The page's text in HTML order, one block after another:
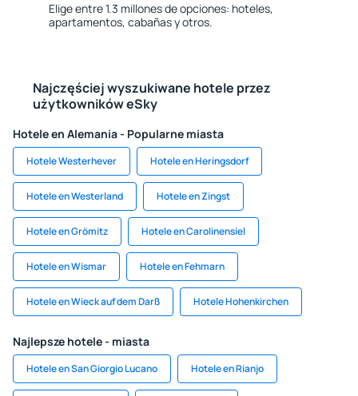
Elige entre 1.3 millones de opciones: hoteles,
apartamentos, cabañas y otros.
Najczęściej wyszukiwane hotele przez
użytkowników eSky
Hotele en Alemania - Popularne miasta
Hotele Westerhever Hotele en Heringsdorf
Hotele en Westerland Hotele en Zingst
Hotele en Grömitz Hotele en Carolinensiel
Hotele en Wismar Hotele en Fehmarn
Hotele en Wieck auf dem Darß Hotele Hohenkirchen
Najlepsze hotele - miasta
Hotele en San Giorgio Lucano Hotele en Rianjo